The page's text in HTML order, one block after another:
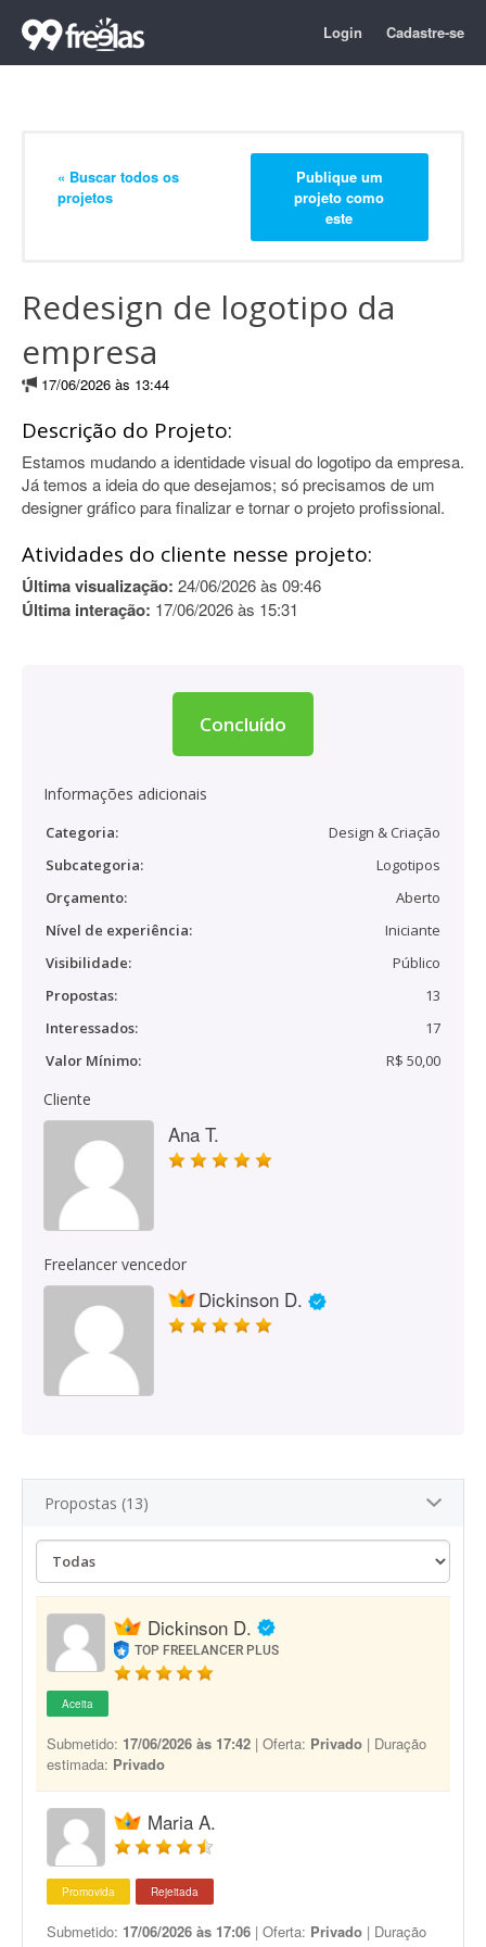
Login Cadastre-se
« Buscar todos os
projetos
Publique um
projeto como
este
Redesign de logotipo da
empresa
17/06/2026 às 13:44
Descrição do Projeto:
Estamos mudando a identidade visual do logotipo da empresa.
Já temos a ideia do que desejamos; só precisamos de um
designer gráfico para finalizar e tornar o projeto profissional.
Atividades do cliente nesse projeto:
Última visualização: 24/06/2026 às 09:46
Última interação: 17/06/2026 às 15:31
Concluído
Informações adicionais
Categoria:
Design & Criação
Subcategoria:
Logotipos
Orçamento:
Aberto
Nível de experiência:
Iniciante
Visibilidade:
Público
Propostas:
13
Interessados:
17
Valor Mínimo:
R$ 50,00
Cliente
Ana T.
Freelancer vencedor
Dickinson D.
Propostas (13)
Dickinson D.
TOP FREELANCER PLUS
Aceita
Submetido: 17/06/2026 às 17:42 | Oferta: Privado | Duração
estimada: Privado
Maria A.
Promovida Rejeitada
Submetido: 17/06/2026 às 17:06 | Oferta: Privado | Duração